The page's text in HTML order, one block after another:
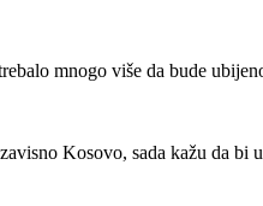
mnogo više da bude
Kosovo, sada kažu da bi